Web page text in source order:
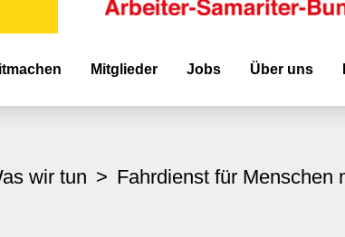
Mitglieder Jobs Über uns
wir tun Fahrdienst für Menschen